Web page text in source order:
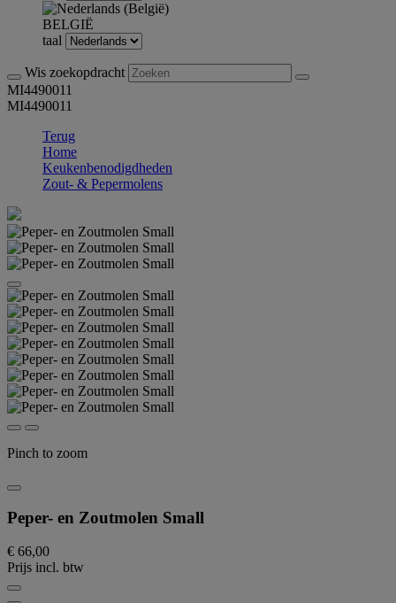
BELGIË
taal
Wis zoekopdracht
MI4490011
MI4490011
Terug
Home
Keukenbenodigdheden
Zout- & Pepermolens
Pinch to zoom
Peper- en Zoutmolen Small
€ 66,00
Prijs incl. btw